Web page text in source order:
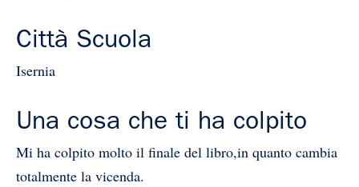
Città Scuola
Isernia
Una cosa che ti ha colpito
Mi ha colpito molto il finale del libro,in quanto cambia
totalmente la vicenda.